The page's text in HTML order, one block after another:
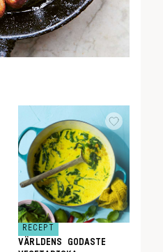
RECEPT
VÄRLDENS GODASTE